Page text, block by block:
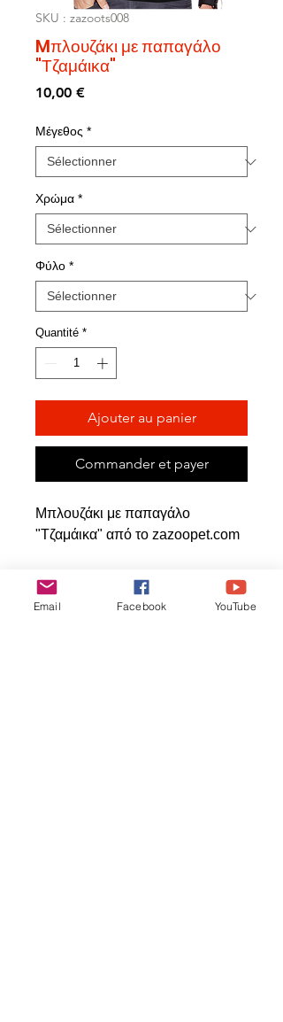
SKU : zazoots008
Mπλουζάκι με παπαγάλο
"Τζαμάικα"
10,00 €Prix
Μέγεθος *
Χρώμα *
Φύλο *
Quantité *
Ajouter au panier
Commander et payer
Μπλουζάκι με παπαγάλο
"Τζαμάικα" από το zazoopet.com
Articles
Email Facebook YouTube